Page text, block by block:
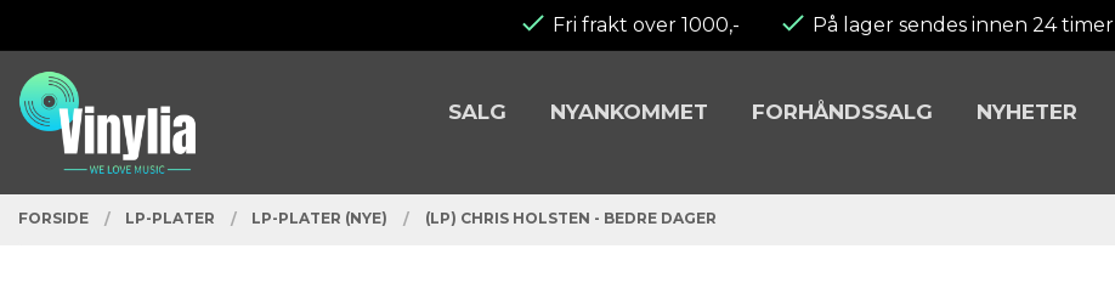
innholdet
Fri frakt over 1000,- På lager sendes innen 24 timer
PRODUKTER
SALG NYANKOMMET FORHÅNDSSALG NYHETER
FORSIDE LP-PLATER LP-PLATER (NYE) (LP) CHRIS HOLSTEN - BEDRE DAGER